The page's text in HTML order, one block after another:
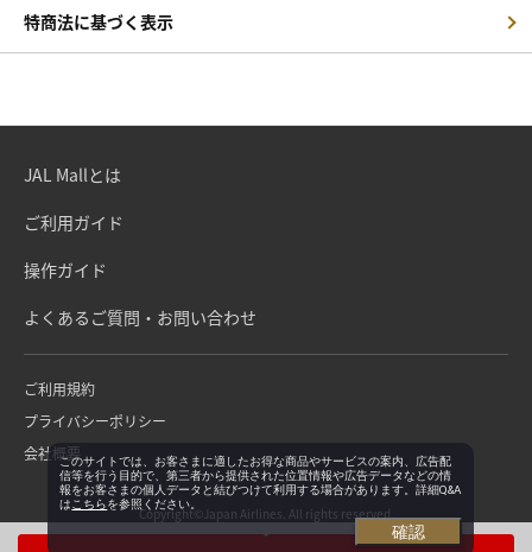
特商法に基づく表示
JAL Mallとは
ご利用ガイド
操作ガイド
よくあるご質問・お問い合わせ
ご利用規約
プライバシーポリシー
会社概要
Copyright©Japan Airlines. All rights reserved.
このサイトでは、お客さまに適したお得な商品やサービスの案内、広告配
信等を行う目的で、第三者から提供された位置情報や広告データなどの情
報をお客さまの個人データと結びつけて利用する場合があります。詳細Q&A
は こちらを参照ください。
確認